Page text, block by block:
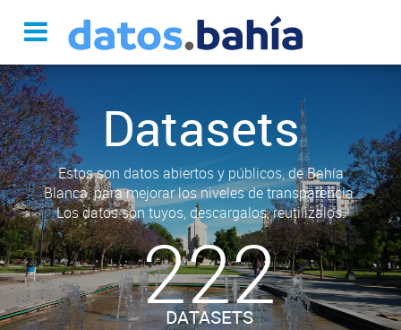
Datasets
Estos son datos abiertos y públicos, de Bahía
Blanca, para mejorar los niveles de transparencia.
Los datos son tuyos, descargalos, reutilizalos.
222
DATASETS